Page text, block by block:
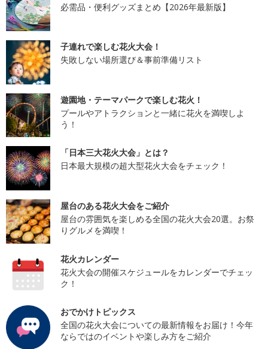
必需品・便利グッズまとめ【2026年最新版】
子連れで楽しむ花火大会！
失敗しない場所選び＆事前準備リスト
遊園地・テーマパークで楽しむ花火！
プールやアトラクションと一緒に花火を満喫しよ
う！
「日本三大花火大会」とは？
日本最大規模の超大型花火大会をチェック！
屋台のある花火大会をご紹介
屋台の雰囲気を楽しめる全国の花火大会20選。お祭
りグルメを満喫！
花火カレンダー
花火大会の開催スケジュールをカレンダーでチェッ
ク！
おでかけトピックス
全国の花火大会についての最新情報をお届け！今年
ならではのイベントや楽しみ方をご紹介